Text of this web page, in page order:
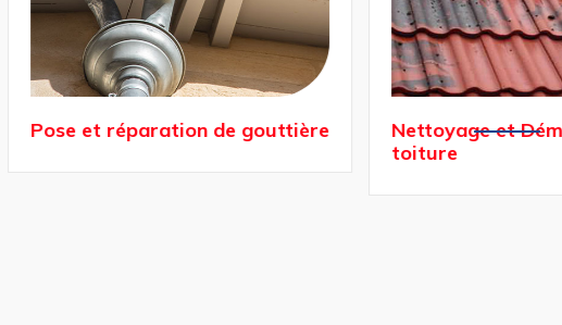
Pose et réparation de gouttière
Nettoyage et
toiture